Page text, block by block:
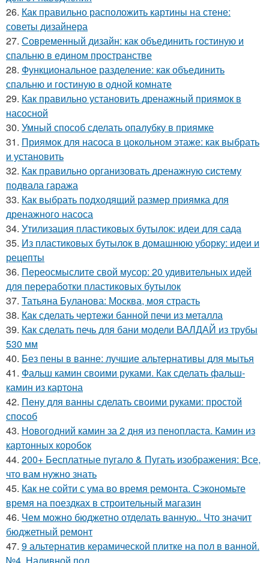
26. Как правильно расположить картины на стене:
советы дизайнера
27. Современный дизайн: как объединить гостиную и
спальню в едином пространстве
28. Функциональное разделение: как объединить
спальню и гостиную в одной комнате
29. Как правильно установить дренажный приямок в
насосной
30. Умный способ сделать опалубку в приямке
31. Приямок для насоса в цокольном этаже: как выбрать
и установить
32. Как правильно организовать дренажную систему
подвала гаража
33. Как выбрать подходящий размер приямка для
дренажного насоса
34. Утилизация пластиковых бутылок: идеи для сада
35. Из пластиковых бутылок в домашнюю уборку: идеи и
рецепты
36. Переосмыслите свой мусор: 20 удивительных идей
для переработки пластиковых бутылок
37. Татьяна Буланова: Москва, моя страсть
38. Как сделать чертежи банной печи из металла
39. Как сделать печь для бани модели ВАЛДАЙ из трубы
530 мм
40. Без пены в ванне: лучшие альтернативы для мытья
41. Фальш камин своими руками. Как сделать фальш-
камин из картона
42. Пену для ванны сделать своими руками: простой
способ
43. Новогодний камин за 2 дня из пенопласта. Камин из
картонных коробок
44. 200+ Бесплатные пугало & Пугать изображения: Все,
что вам нужно знать
45. Как не сойти с ума во время ремонта. Сэкономьте
время на поездках в строительный магазин
46. Чем можно бюджетно отделать ванную.. Что значит
бюджетный ремонт
47. 9 альтернатив керамической плитке на пол в ванной.